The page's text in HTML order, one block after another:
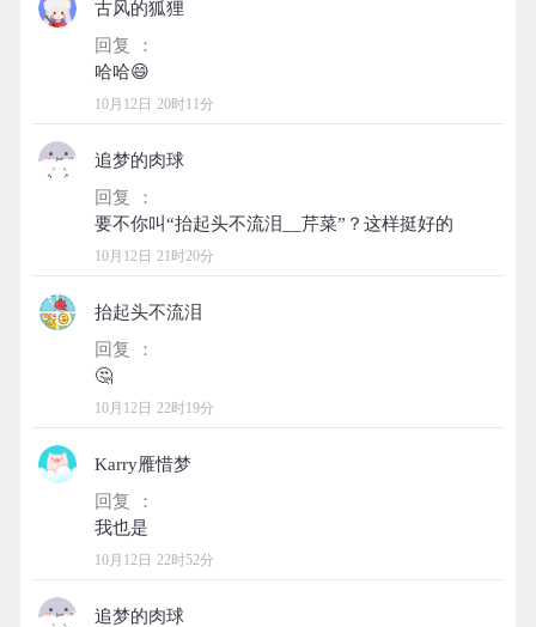
古风的狐狸
回复 ：
10月12日 20时11分
追梦的肉球
回复 ：
10月12日 21时20分
抬起头不流泪
回复 ：
10月12日 22时19分
Karry雁惜梦
回复 ：
10月12日 22时52分
追梦的肉球